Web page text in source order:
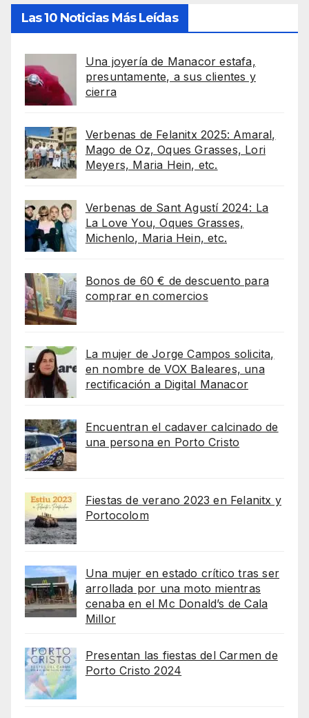
Las 10 Noticias Más Leídas
Una joyería de Manacor estafa,
presuntamente, a sus clientes y
cierra
Verbenas de Felanitx 2025: Amaral,
Mago de Oz, Oques Grasses, Lori
Meyers, Maria Hein, etc.
Verbenas de Sant Agustí 2024: La
La Love You, Oques Grasses,
Michenlo, Maria Hein, etc.
Bonos de 60 € de descuento para
comprar en comercios
La mujer de Jorge Campos solicita,
en nombre de VOX Baleares, una
rectificación a Digital Manacor
Encuentran el cadaver calcinado de
una persona en Porto Cristo
Fiestas de verano 2023 en Felanitx y
Portocolom
Una mujer en estado crítico tras ser
arrollada por una moto mientras
cenaba en el Mc Donald’s de Cala
Millor
Presentan las fiestas del Carmen de
Porto Cristo 2024